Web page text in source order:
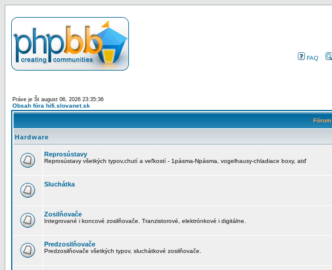
FAQ
Práve je Št august 06, 2026 23:35:36
Obsah fóra hifi.slovanet.sk
Fórum
Hardware
Reprosústavy
Reprosústavy všetkých typov,chutí a veľkostí - 1pásma-Npásma, vogelhausy-chladiace boxy, atď
Sluchátka
Zosilňovače
Integrované i koncové zosilňovače. Tranzistorové, elektrónkové i digitálne.
Predzosilňovače
Predzosilňovače všetkých typov, sluchátkové zosilňovače.